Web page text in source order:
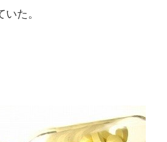
た。